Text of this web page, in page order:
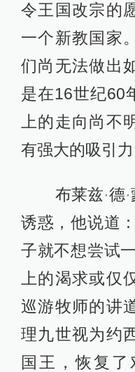
令王国改宗的
一个新教国家
们尚无法做出
是在16世纪60
上的走向尚不
有强大的吸引力
布莱兹·德·
诱惑，他说道
子就不想尝试
上的渴求或仅
巡游牧师的讲
理九世视为约
国王，恢复